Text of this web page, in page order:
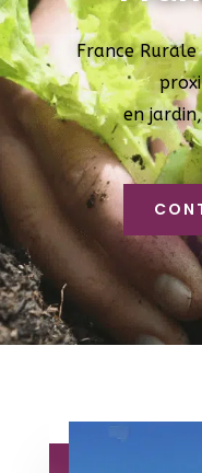
France Rurale
en